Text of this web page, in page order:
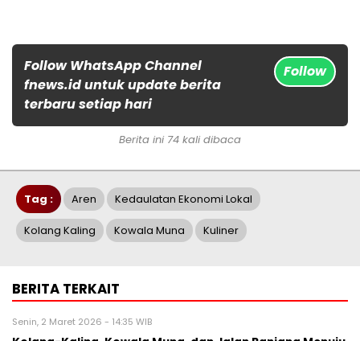
Follow WhatsApp Channel
fnews.id untuk update berita
terbaru setiap hari
Follow
Berita ini 74 kali dibaca
Tag : Aren Kedaulatan Ekonomi Lokal
Kolang Kaling Kowala Muna Kuliner
BERITA TERKAIT
Senin, 2 Maret 2026 - 14:35 WIB